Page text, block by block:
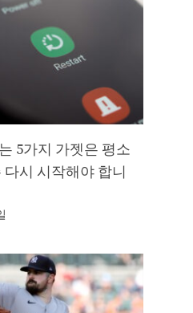
5가지 가젯은 평소
다시 시작해야 합니